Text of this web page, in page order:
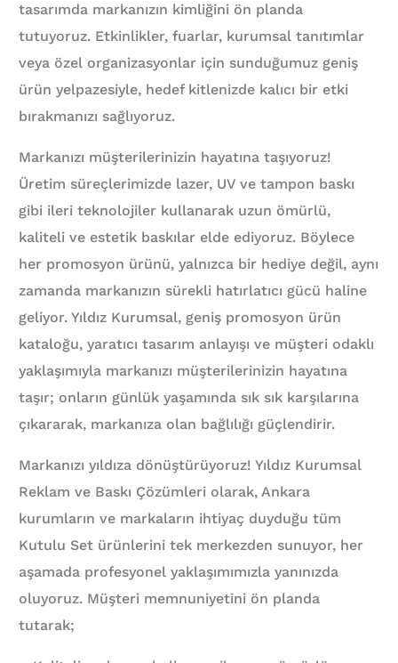
tasarımda markanızın kimliğini ön planda
tutuyoruz. Etkinlikler, fuarlar, kurumsal tanıtımlar
veya özel organizasyonlar için sunduğumuz geniş
ürün yelpazesiyle, hedef kitlenizde kalıcı bir etki
bırakmanızı sağlıyoruz.
Markanızı müşterilerinizin hayatına taşıyoruz!
Üretim süreçlerimizde lazer, UV ve tampon baskı
gibi ileri teknolojiler kullanarak uzun ömürlü,
kaliteli ve estetik baskılar elde ediyoruz. Böylece
her promosyon ürünü, yalnızca bir hediye değil, aynı
zamanda markanızın sürekli hatırlatıcı gücü haline
geliyor. Yıldız Kurumsal, geniş promosyon ürün
kataloğu, yaratıcı tasarım anlayışı ve müşteri odaklı
yaklaşımıyla markanızı müşterilerinizin hayatına
taşır; onların günlük yaşamında sık sık karşılarına
çıkararak, markanıza olan bağlılığı güçlendirir.
Markanızı yıldıza dönüştürüyoruz! Yıldız Kurumsal
Reklam ve Baskı Çözümleri olarak, Ankara
kurumların ve markaların ihtiyaç duyduğu tüm
Kutulu Set ürünlerini tek merkezden sunuyor, her
aşamada profesyonel yaklaşımımızla yanınızda
oluyoruz. Müşteri memnuniyetini ön planda
tutarak;